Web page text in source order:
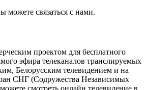
связаться с нами.
проектом для бесплатного
эфира телеканалов транслируемых
Белорусским телевидением и на
СНГ (Содружества Независимых
смотреть онлайн телевидение в